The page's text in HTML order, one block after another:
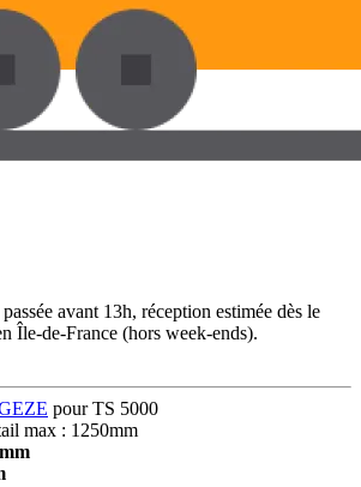
avant 13h, réception estimée dès le
Île-de-France (hors week-ends).
pour TS 5000
max : 1250mm